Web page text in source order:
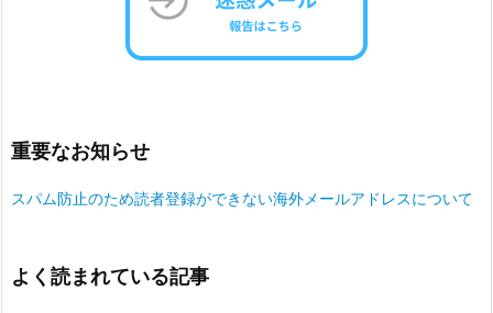
重要なお知らせ
スパム防止のため読者登録ができない海外メールアドレスについて
よく読まれている記事